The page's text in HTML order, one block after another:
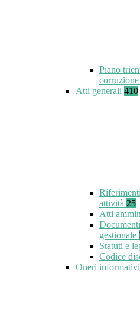
Piano
Atti generali 410
attività 25
Atti
gestionale
Statuti e
Codice
Oneri